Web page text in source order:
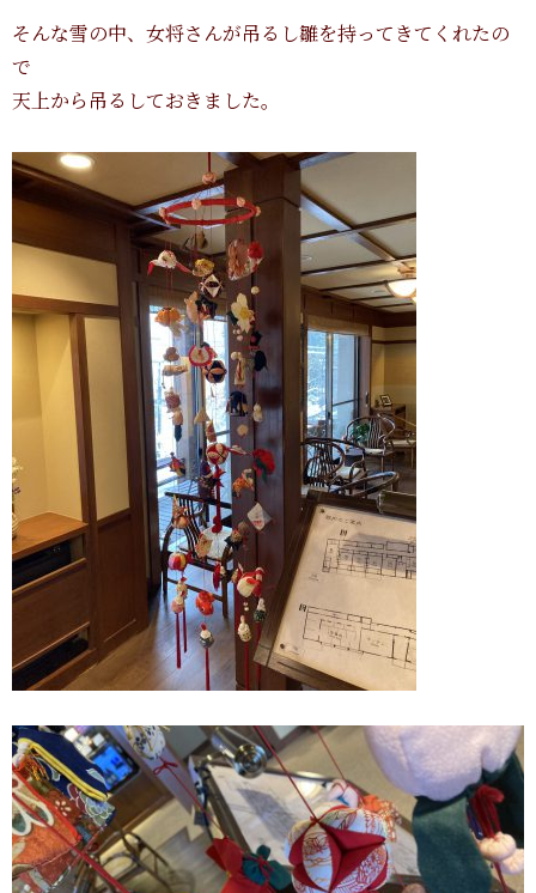
そんな雪の中、女将さんが吊るし雛を持ってきてくれたの
で
天上から吊るしておきました。